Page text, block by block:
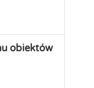
obiektów